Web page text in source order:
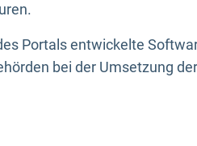
Portals entwickelte
bei der Umsetzung